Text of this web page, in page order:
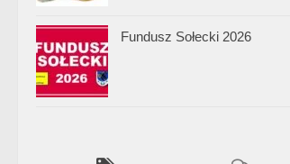
Fundusz Sołecki 2026